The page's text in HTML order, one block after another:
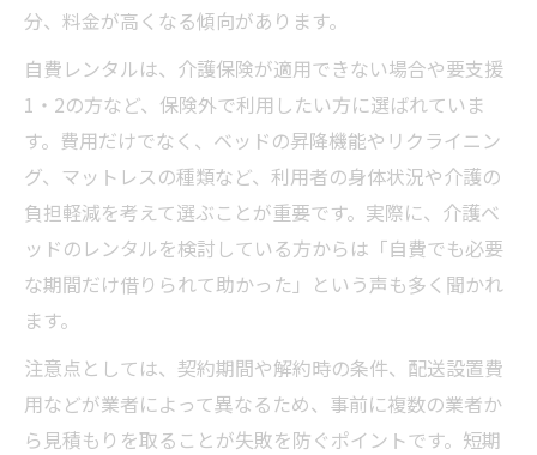
分、料金が高くなる傾向があります。
自費レンタルは、介護保険が適用できない場合や要支援
1・2の方など、保険外で利用したい方に選ばれていま
す。費用だけでなく、ベッドの昇降機能やリクライニン
グ、マットレスの種類など、利用者の身体状況や介護の
負担軽減を考えて選ぶことが重要です。実際に、介護ベ
ッドのレンタルを検討している方からは「自費でも必要
な期間だけ借りられて助かった」という声も多く聞かれ
ます。
注意点としては、契約期間や解約時の条件、配送設置費
用などが業者によって異なるため、事前に複数の業者か
ら見積もりを取ることが失敗を防ぐポイントです。短期